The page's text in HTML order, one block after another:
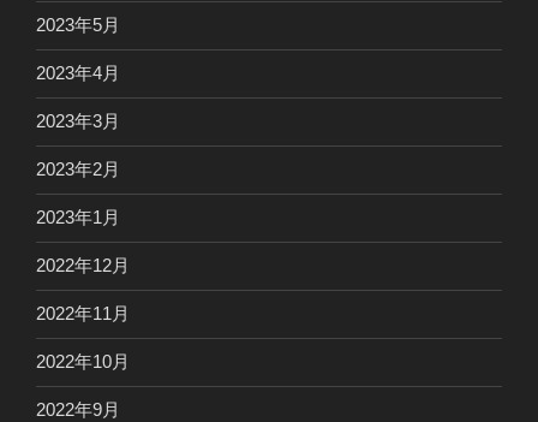
2023年5月
2023年4月
2023年3月
2023年2月
2023年1月
2022年12月
2022年11月
2022年10月
2022年9月